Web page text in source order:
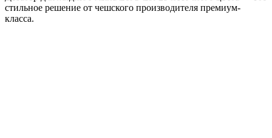
стильное решение от чешского производителя премиум-
класса.